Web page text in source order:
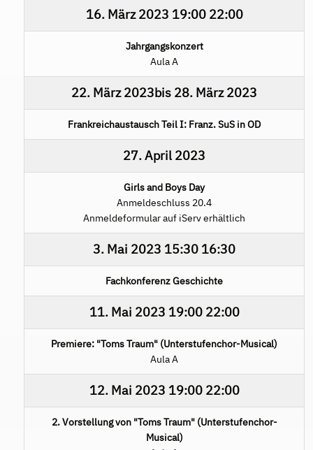
16. März 2023 19:00 22:00
Jahrgangskonzert
Aula A
22. März 2023bis 28. März 2023
Frankreichaustausch Teil I: Franz. SuS in OD
27. April 2023
Girls and Boys Day
Anmeldeschluss 20.4
Anmeldeformular auf iServ erhältlich
3. Mai 2023 15:30 16:30
Fachkonferenz Geschichte
11. Mai 2023 19:00 22:00
Premiere: "Toms Traum" (Unterstufenchor-Musical)
Aula A
12. Mai 2023 19:00 22:00
2. Vorstellung von "Toms Traum" (Unterstufenchor-
Musical)